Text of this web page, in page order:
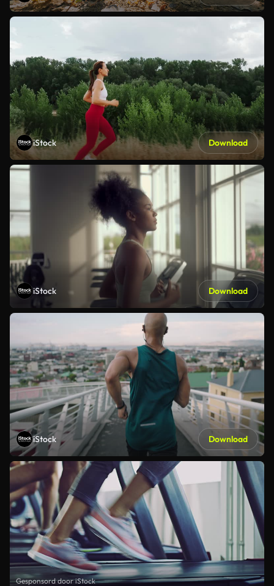
iStock Download
iStock Download
iStock Download
Gesponsord door iStock